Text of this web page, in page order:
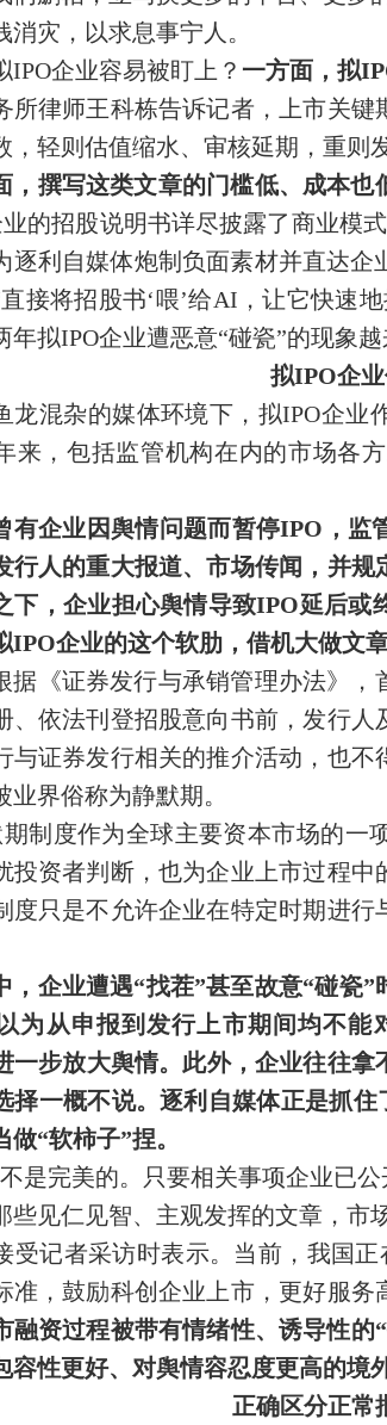
消灾，以求息事宁人。
IPO企业容易被盯上？ 一方面，拟
所律师王科栋告诉记者，上市关
，轻则估值缩水、审核延期，重则
，撰写这类文章的门槛低、成本也
的招股说明书详尽披露了商业模
逐利自媒体炮制负面素材并直达
接将招股书‘喂’给AI，让它快速
年拟IPO企业遭恶意“碰瓷”的现象越
拟IPO企
龙混杂的媒体环境下，拟IPO企业
来，包括监管机构在内的市场各
有企业因舆情问题而暂停IPO，监
行人的重大报道、市场传闻，并规
下，企业担心舆情导致IPO延后
IPO企业的这个软肋，借机大做文章
据《证券发行与承销管理办法》
、依法刊登招股意向书前，发行
与证券发行相关的推介活动，也不
业界俗称为静默期。
期制度作为全球主要资本市场的一
投资者判断，也为企业上市过程
度只是不允许企业在特定时期进
，企业遭遇“找茬”甚至故意“碰瓷
为从申报到发行上市期间均不
一步放大舆情。此外，企业往往
择一概不说。逐利自媒体正是抓
“软柿子”捏。
是完美的。只要相关事项企业已
些见仁见智、主观发挥的文章，市
受记者采访时表示。当前，我国
准，鼓励科创企业上市，更好服务
融资过程被带有情绪性、诱导性
容性更好、对舆情容忍度更高的境
正确区分正常